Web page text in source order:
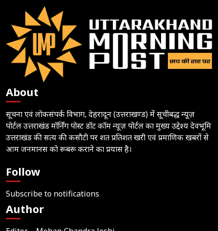
About
सूचना एवं लोकसंपर्क विभाग, देहरादून (उत्तराखण्ड) में सूचीबद्ध न्यूज़
पोर्टल उत्तराखंड मॉर्निंग पोस्ट डॉट कॉम न्यूज़ पोर्टल का मुख्य उद्देश्य देवभूमि
उत्तराखंड की सत्य की कसौटी पर शत प्रतिशत खरी एवं प्रमाणिक खबरों से
आम जनमानस को रूबरू कराने का प्रयास है।
Follow
Subscribe to notifications
Author